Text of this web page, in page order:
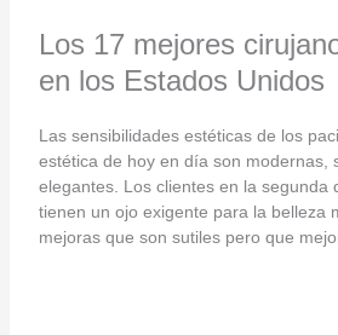
Los 17 mejores
en los Estados Unidos
Las sensibilidades estéticas de los
estética de hoy en día son modernas,
elegantes. Los clientes en la segunda
tienen un ojo exigente para la belleza
mejoras que son sutiles pero que